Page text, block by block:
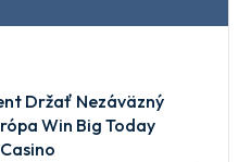
Držať Nezáväzný
Win Big Today